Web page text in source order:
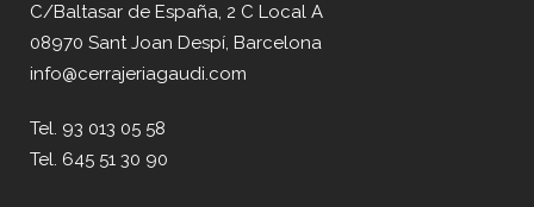
C/Baltasar de España, 2 C Local A
08970 Sant Joan Despí, Barcelona
info@cerrajeriagaudi.com
Tel. 93 013 05 58
Tel. 645 51 30 90